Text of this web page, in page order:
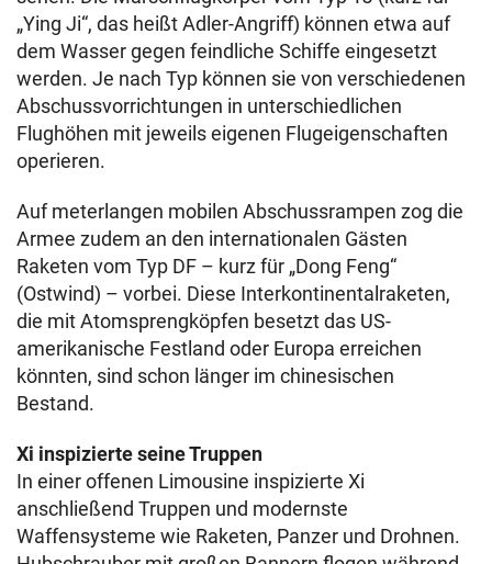
„Ying Ji“, das heißt Adler-Angriff) können etwa auf
dem Wasser gegen feindliche Schiffe eingesetzt
werden. Je nach Typ können sie von verschiedenen
Abschussvorrichtungen in unterschiedlichen
Flughöhen mit jeweils eigenen Flugeigenschaften
operieren.
Auf meterlangen mobilen Abschussrampen zog die
Armee zudem an den internationalen Gästen
Raketen vom Typ DF – kurz für „Dong Feng“
(Ostwind) – vorbei. Diese Interkontinentalraketen,
die mit Atomsprengköpfen besetzt das US-
amerikanische Festland oder Europa erreichen
könnten, sind schon länger im chinesischen
Bestand.
Xi inspizierte seine Truppen
In einer offenen Limousine inspizierte Xi
anschließend Truppen und modernste
Waffensysteme wie Raketen, Panzer und Drohnen.